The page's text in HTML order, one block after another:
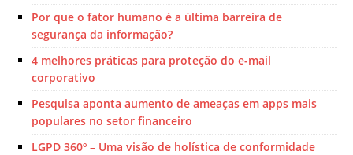
Por que o fator humano é a última barreira de
segurança da informação?
4 melhores práticas para proteção do e-mail
corporativo
Pesquisa aponta aumento de ameaças em apps mais
populares no setor financeiro
LGPD 360º – Uma visão de holística de conformidade